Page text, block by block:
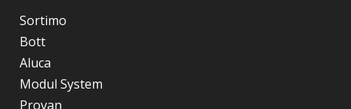
Sortimo
Bott
Aluca
Modul System
Provan